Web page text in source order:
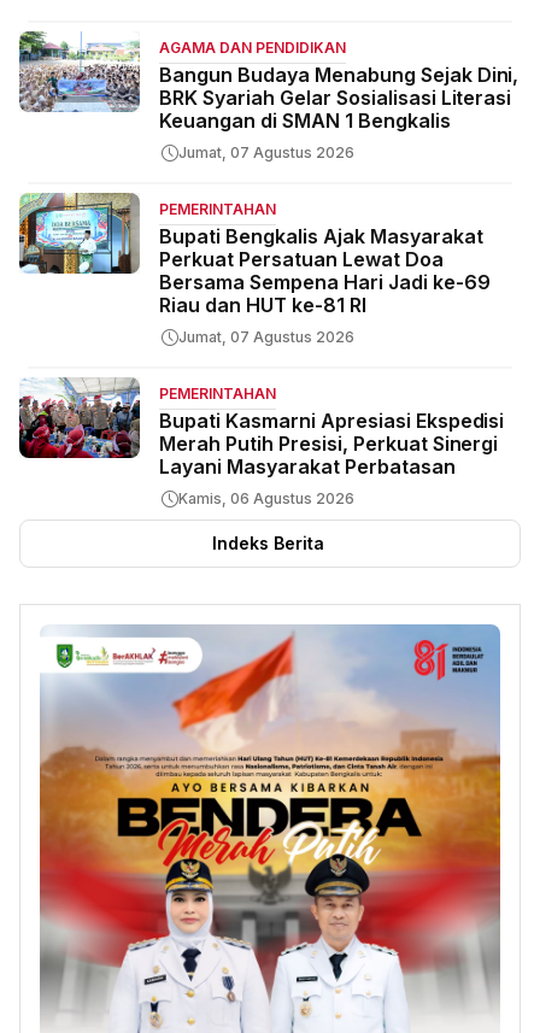
AGAMA DAN PENDIDIKAN
Bangun Budaya Menabung Sejak Dini,
BRK Syariah Gelar Sosialisasi Literasi
Keuangan di SMAN 1 Bengkalis
Jumat, 07 Agustus 2026
PEMERINTAHAN
Bupati Bengkalis Ajak Masyarakat
Perkuat Persatuan Lewat Doa
Bersama Sempena Hari Jadi ke-69
Riau dan HUT ke-81 RI
Jumat, 07 Agustus 2026
PEMERINTAHAN
Bupati Kasmarni Apresiasi Ekspedisi
Merah Putih Presisi, Perkuat Sinergi
Layani Masyarakat Perbatasan
Kamis, 06 Agustus 2026
Indeks Berita